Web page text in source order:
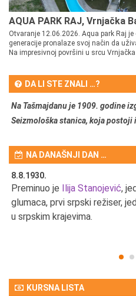
AQUA PARK RAJ, Vrnjačka
Otvaranje 12.06.2026. Aqua park Raj
generacije pronalaze svoj način da
Na impresivnoj površini u srcu
DA LI STE ZNALI …?
Na Tašmajdanu je 1909. godine
Seizmološka stanica, koja postoji
NA DANAŠNJI DAN …
8.8.1930.
Preminuo je Ilija Stanojević,
glumaca, prvi srpski režiser,
u srpskim krajevima.
KURSNA LISTA